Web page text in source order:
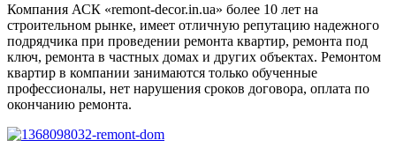
Компания АСК «remont-decor.in.ua» более 10 лет на
строительном рынке, имеет отличную репутацию надежного
подрядчика при проведении ремонта квартир, ремонта под
ключ, ремонта в частных домах и других объектах. Ремонтом
квартир в компании занимаются только обученные
профессионалы, нет нарушения сроков договора, оплата по
окончанию ремонта.